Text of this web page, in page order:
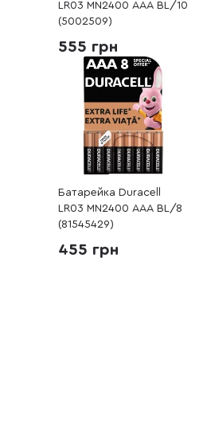
LR03 MN2400 AAA BL/10
(5002509)
555 грн
Батарейка Duracell
LR03 MN2400 AAA BL/8
(81545429)
455 грн